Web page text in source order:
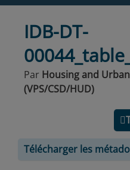
IDB-DT-
Par Housing and
(VPS/CSD/HUD)
Télécharger les